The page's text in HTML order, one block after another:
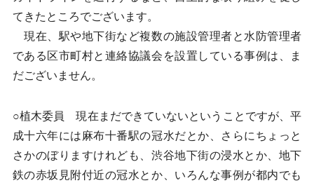
てきたところでございます。
現在、駅や地下街など複数の施設管理者と水防管理者
である区市町村と連絡協議会を設置している事例は、ま
だございません。
○植木委員 現在まだできていないということですが、平
成十六年には麻布十番駅の冠水だとか、さらにちょっと
さかのぼりますけれども、渋谷地下街の浸水とか、地下
鉄の赤坂見附付近の冠水とか、いろんな事例が都内でも